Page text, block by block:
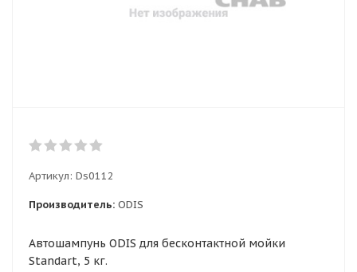
Артикул: Ds0112
Производитель: ODIS
Автошампунь ODIS для бесконтактной мойки
Standart, 5 кг.